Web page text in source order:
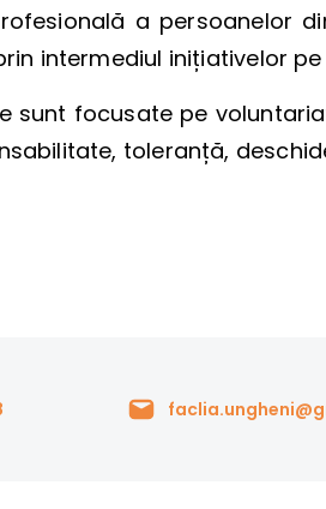
a persoanelor
intermediul inițiativelor
sunt focusate pe
toleranță,